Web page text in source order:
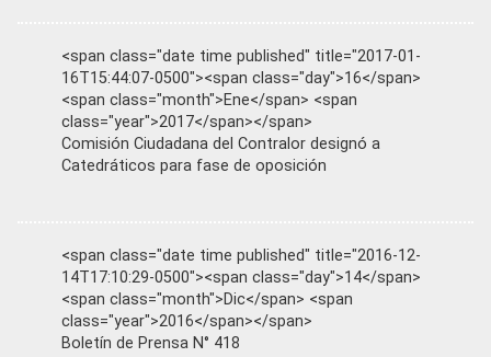
<span class="date time published" title="2017-01-
16T15:44:07-0500"><span class="day">16</span>
<span class="month">Ene</span> <span
class="year">2017</span></span>
Comisión Ciudadana del Contralor designó a
Catedráticos para fase de oposición
<span class="date time published" title="2016-12-
14T17:10:29-0500"><span class="day">14</span>
<span class="month">Dic</span> <span
class="year">2016</span></span>
Boletín de Prensa N° 418